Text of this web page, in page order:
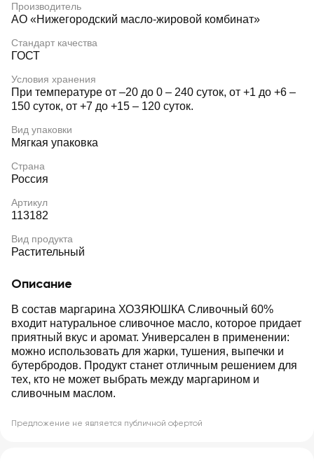
Производитель
АО «Нижегородский масло-жировой комбинат»
Стандарт качества
ГОСТ
Условия хранения
При температуре от –20 до 0 – 240 суток, от +1 до +6 –
150 суток, от +7 до +15 – 120 суток.
Вид упаковки
Мягкая упаковка
Страна
Россия
Артикул
113182
Вид продукта
Растительный
Описание
В состав маргарина ХОЗЯЮШКА Сливочный 60%
входит натуральное сливочное масло, которое придает
приятный вкус и аромат. Универсален в применении:
можно использовать для жарки, тушения, выпечки и
бутербродов. Продукт станет отличным решением для
тех, кто не может выбрать между маргарином и
сливочным маслом.
Предложение не является публичной офертой